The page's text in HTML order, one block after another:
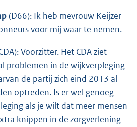
(D66): Ik heb mevrouw Keijzer
voor mij waar te nemen.
Voorzitter. Het CDA ziet
problemen in de wijkverpleging
de partij zich eind 2013 al
optreden. Is er wel genoeg
als je wilt dat meer mensen
knippen in de zorgverlening